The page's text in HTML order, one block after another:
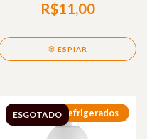
R$11,00
ESPIAR
Refrigerados
ESGOTADO